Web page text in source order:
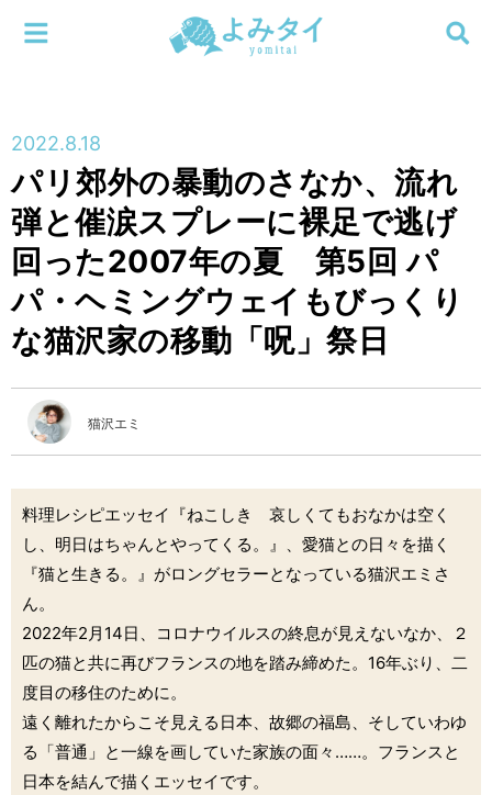
連載
新刊
特集
検索する
メニューを閉じる
2022.8.18
パリ郊外の暴動のさなか、流れ
弾と催涙スプレーに裸足で逃げ
回った2007年の夏 第5回 パ
パ・ヘミングウェイもびっくり
な猫沢家の移動「呪」祭日
猫沢エミ
料理レシピエッセイ『ねこしき 哀しくてもおなかは空く
し、明日はちゃんとやってくる。』、愛猫との日々を描く
『猫と生きる。』がロングセラーとなっている猫沢エミさ
ん。
2022年2月14日、コロナウイルスの終息が見えないなか、２
匹の猫と共に再びフランスの地を踏み締めた。16年ぶり、二
度目の移住のために。
遠く離れたからこそ見える日本、故郷の福島、そしていわゆ
る「普通」と一線を画していた家族の面々……。フランスと
日本を結んで描くエッセイです。